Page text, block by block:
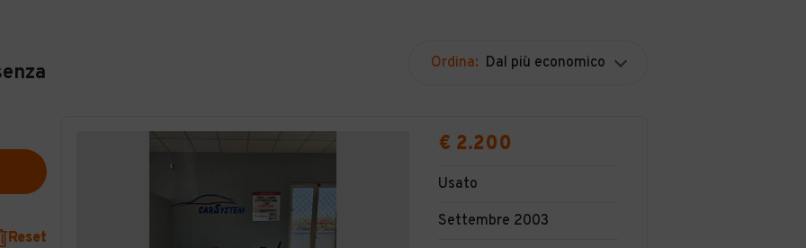
Ordina: Dal più economico
Reset
€ 2.200
Usato
Settembre 2003